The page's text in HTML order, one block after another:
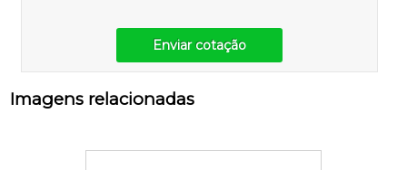
Enviar cotação
Imagens relacionadas